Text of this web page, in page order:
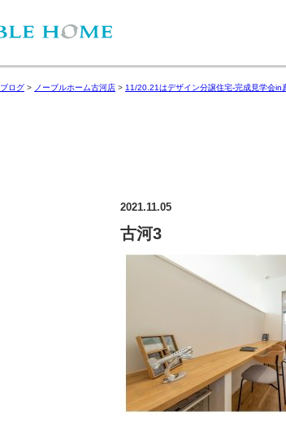
ブログ > ノーブルホーム古河店 > 11/20.21はデザイン分譲住宅-完成見学会in
2021.11.05
古河3